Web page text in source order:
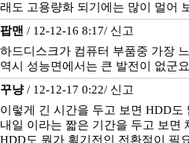
래도 고용량화 되기에는 많이 멀어
팝맨 / 12-12-16 8:17/ 신고
하드디스크가 컴퓨터 부품중 가장
역시 성능면에서는 큰 발전이 없군
꾸냥/ 12-12-17 0:22/ 신고
이렇게 긴 시간을 두고 보면 HDD
내일 이라는 짧은 기간을 두고 보면
HDD도 뭔가 획기전인 전환점이 필